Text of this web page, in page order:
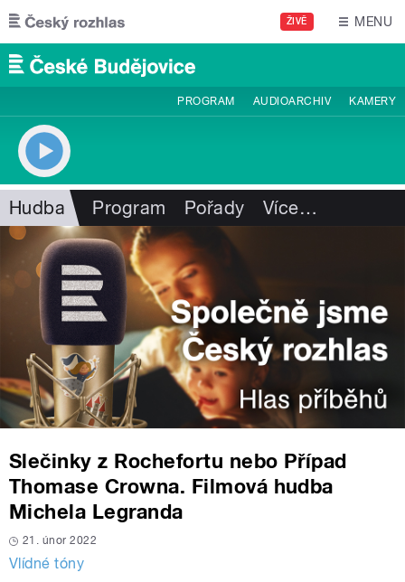
Přejít k hlavnímu obsahu
ŽIVĚ MENU
PROGRAM AUDIOARCHIV KAMERY
Hudba Program Pořady Více…
Slečinky z Rochefortu nebo Případ
Thomase Crowna. Filmová hudba
Michela Legranda
21. únor 2022
Vlídné tóny